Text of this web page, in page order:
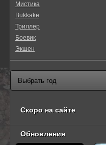
Мистика
Bukkake
Триллер
Боевик
Экшен
Скоро на сайте
Обновления